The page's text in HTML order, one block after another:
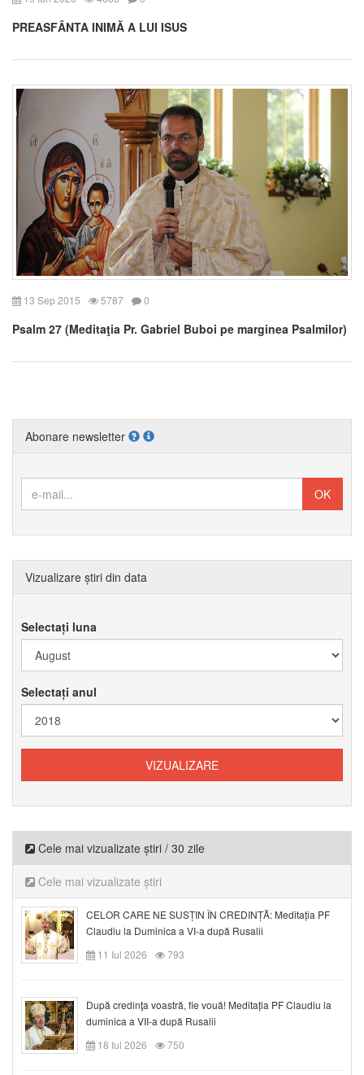
PREASFÂNTA INIMĂ A LUI ISUS
13 Sep 2015 5787 0
Psalm 27 (Meditaţia Pr. Gabriel Buboi pe marginea Psalmilor)
Abonare newsletter
Vizualizare știri din data
Selectați luna
Selectați anul
Cele mai vizualizate știri / 30 zile
Cele mai vizualizate știri
CELOR CARE NE SUSȚIN ÎN CREDINȚĂ: Meditația PF
Claudiu la Duminica a VI-a după Rusalii
11 Iul 2026
793
După credinţa voastră, fie vouă! Meditația PF Claudiu la
duminica a VII-a după Rusalii
18 Iul 2026
750